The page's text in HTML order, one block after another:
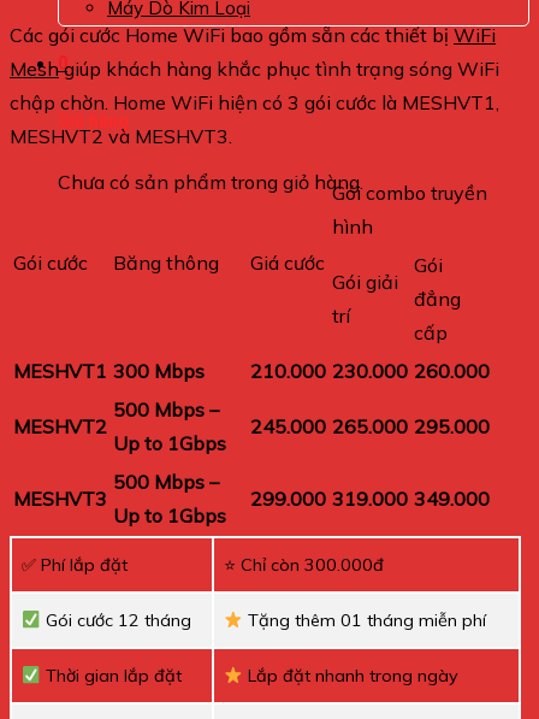
Máy Dò Kim Loại
0
Giỏ hàng
Chưa có sản phẩm trong giỏ hàng.
Các gói cước Home WiFi bao gồm sẵn các thiết bị WiFi
Meshgiúp khách hàng khắc phục tình trạng sóng WiFi
chập chờn. Home WiFi hiện có 3 gói cước là MESHVT1,
MESHVT2 và MESHVT3.
Gói cước Băng thông Giá cước
Gói combo truyền
hình
Gói giải
trí
Gói
đẳng
cấp
MESHVT1 300 Mbps 210.000 230.000 260.000
MESHVT2
500 Mbps –
Up to 1Gbps
245.000 265.000 295.000
MESHVT3
500 Mbps –
Up to 1Gbps
299.000 319.000 349.000
✅ Phí lắp đặt ⭐ Chỉ còn 300.000đ
Gói cước 12 tháng Tặng thêm 01 tháng miễn phí
Thời gian lắp đặt Lắp đặt nhanh trong ngày